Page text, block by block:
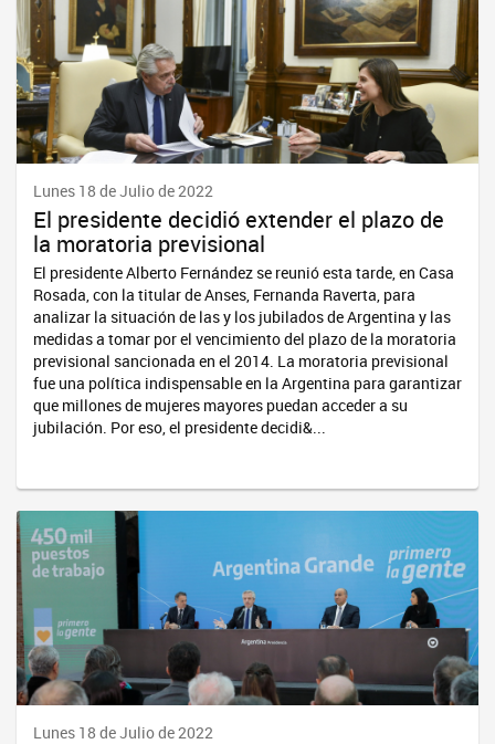
Lunes 18 de Julio de 2022
El presidente decidió extender el plazo de
la moratoria previsional
El presidente Alberto Fernández se reunió esta tarde, en Casa
Rosada, con la titular de Anses, Fernanda Raverta, para
analizar la situación de las y los jubilados de Argentina y las
medidas a tomar por el vencimiento del plazo de la moratoria
previsional sancionada en el 2014. La moratoria previsional
fue una política indispensable en la Argentina para garantizar
que millones de mujeres mayores puedan acceder a su
jubilación. Por eso, el presidente decidi&...
Lunes 18 de Julio de 2022